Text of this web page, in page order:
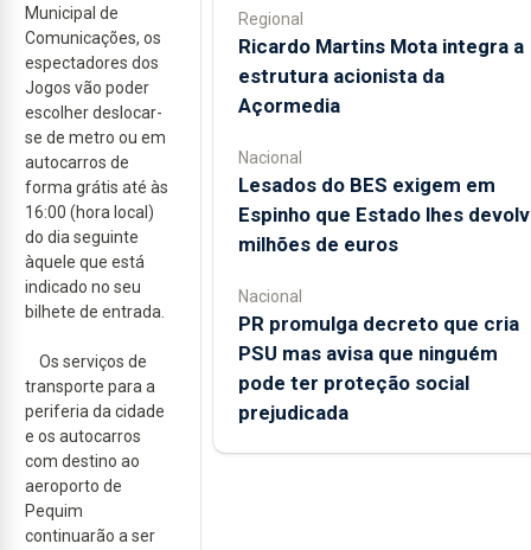
Municipal de
Comunicações, os
espectadores dos
Jogos vão poder
escolher deslocar-
se de metro ou em
autocarros de
forma grátis até às
16:00 (hora local)
do dia seguinte
àquele que está
indicado no seu
bilhete de entrada.
Os serviços de
transporte para a
periferia da cidade
e os autocarros
com destino ao
aeroporto de
Pequim
continuarão a ser
Regional
Ricardo Martins Mota integra a
estrutura acionista da
Açormedia
Nacional
Lesados do BES exigem em
Espinho que Estado lhes
milhões de euros
Nacional
PR promulga decreto que cria
PSU mas avisa que ninguém
pode ter proteção social
prejudicada